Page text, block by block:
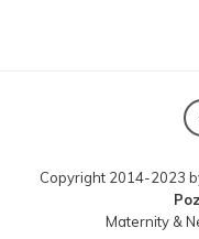
Copyright 2014-2023
Maternity &